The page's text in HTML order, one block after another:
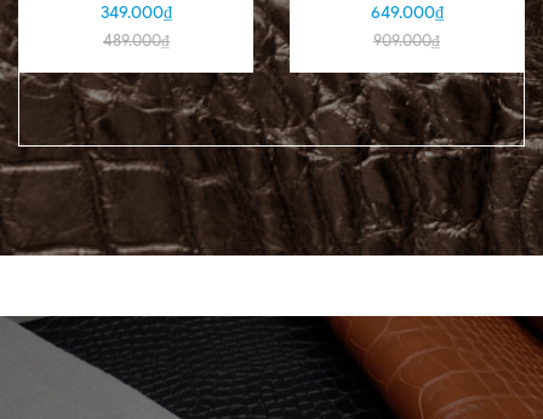
màu HD7140-51
349.000₫
489.000₫
02-03-04-05-06-07-
09-16
649.000₫
909.000₫